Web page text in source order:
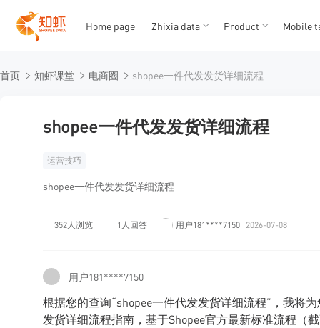
12345
Home page Zhixia data Product Mobile
首页 知虾课堂 电商圈 shopee一件代发发货详细流程
shopee一件代发发货详细流程
运营技巧
shopee一件代发发货详细流程
352人浏览 1人回答 用户181****7150 2026-07-08
用户181****7150
根据您的查询“shopee一件代发发货详细流程”，我将
发货详细流程指南，基于Shopee官方最新标准流程（